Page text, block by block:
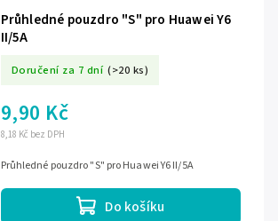
Průhledné pouzdro "S" pro Huawei Y6
II/5A
Doručení za 7 dní (>20 ks)
8,18 Kč bez DPH
9,90 Kč
Do košíku
Průhledné pouzdro "S" pro Huawei Y6 II/5A